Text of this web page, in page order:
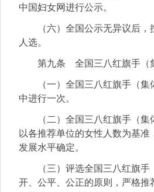
中国妇女网进行公示。
（六）全国公示无异议后
人选。
第九条 全国三八红旗手（
（一）全国三八红旗手（
中进行一次。
（二）全国三八红旗手（
以各推荐单位的女性人数为基准
发展水平确定。
（三）评选全国三八红旗
开、公平、公正的原则，严格推